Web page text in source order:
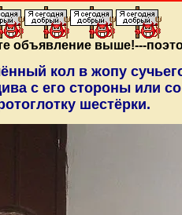
объявление выше!---
кол в жопу
с его стороны или
шестёрки.